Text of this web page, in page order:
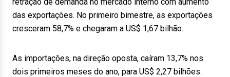
das exportações. No primeiro bimestre, as exportações
cresceram 58,7% e chegaram a US$ 1,67 bilhão.
As importações, na direção oposta, caíram 13,7% nos
dois primeiros meses do ano, para US$ 2,27 bilhões.